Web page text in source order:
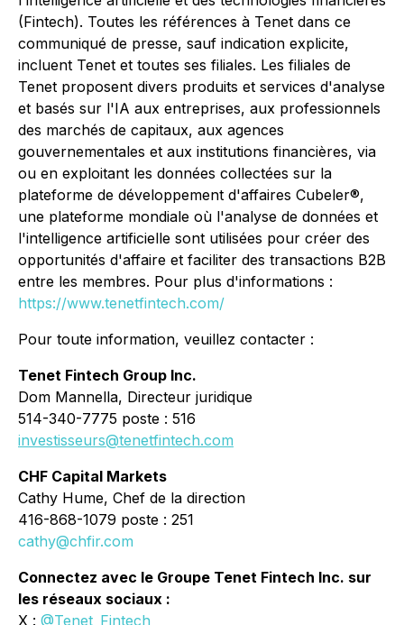
(Fintech). Toutes les références à Tenet dans ce
communiqué de presse, sauf indication explicite,
incluent Tenet et toutes ses filiales. Les filiales de
Tenet proposent divers produits et services d'analyse
et basés sur l'IA aux entreprises, aux professionnels
des marchés de capitaux, aux agences
gouvernementales et aux institutions financières, via
ou en exploitant les données collectées sur la
plateforme de développement d'affaires Cubeler®,
une plateforme mondiale où l'analyse de données et
l'intelligence artificielle sont utilisées pour créer des
opportunités d'affaire et faciliter des transactions B2B
entre les membres. Pour plus d'informations :
https://www.tenetfintech.com/
Pour toute information, veuillez contacter :
Tenet Fintech Group Inc.
Dom Mannella, Directeur juridique
514-340-7775 poste : 516
investisseurs@tenetfintech.com
CHF Capital Markets
Cathy Hume, Chef de la direction
416-868-1079 poste : 251
cathy@chfir.com
Connectez avec le Groupe Tenet Fintech Inc. sur
les réseaux sociaux :
X : @Tenet_Fintech